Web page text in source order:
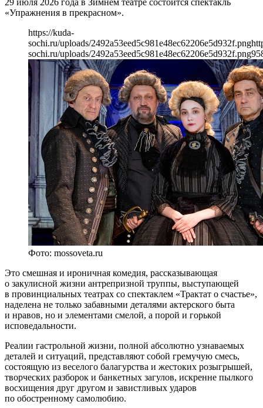
29 июля 2026 года в Зимнем театре состоится спектакль
«Упражнения в прекрасном».
https://kuda-
sochi.ru/uploads/2492a53eed5c981e48ec62206e5d932f.png
sochi.ru/uploads/2492a53eed5c981e48ec62206e5d932f.png
Фото: mossoveta.ru
Это смешная и ироничная комедия, рассказывающая
о закулисной жизни антрепризной труппы, выступающей
в провинциальных театрах со спектаклем «Трактат о счастье»,
наделена не только забавными деталями актерского быта
и нравов, но и элементами смелой, а порой и горькой
исповедальности.
Реалии гастрольной жизни, полной абсолютно узнаваемых
деталей и ситуаций, представляют собой гремучую смесь,
состоящую из веселого балагурства и жестоких розыгрышей,
творческих разборок и банкетных загулов, искренне пылкого
восхищения друг другом и завистливых ударов
по обостренному самолюбию.